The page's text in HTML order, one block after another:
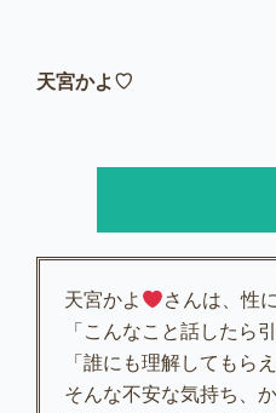
天宮かよ♡
天宮かよ
さんは、性
「こんなこと話したら
「誰にも理解してもら
そんな不安な気持ち、